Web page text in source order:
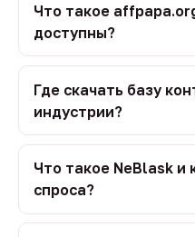
Что такое
доступны?
Где скачать базу
индустрии?
Что такое NeBlask и
спроса?